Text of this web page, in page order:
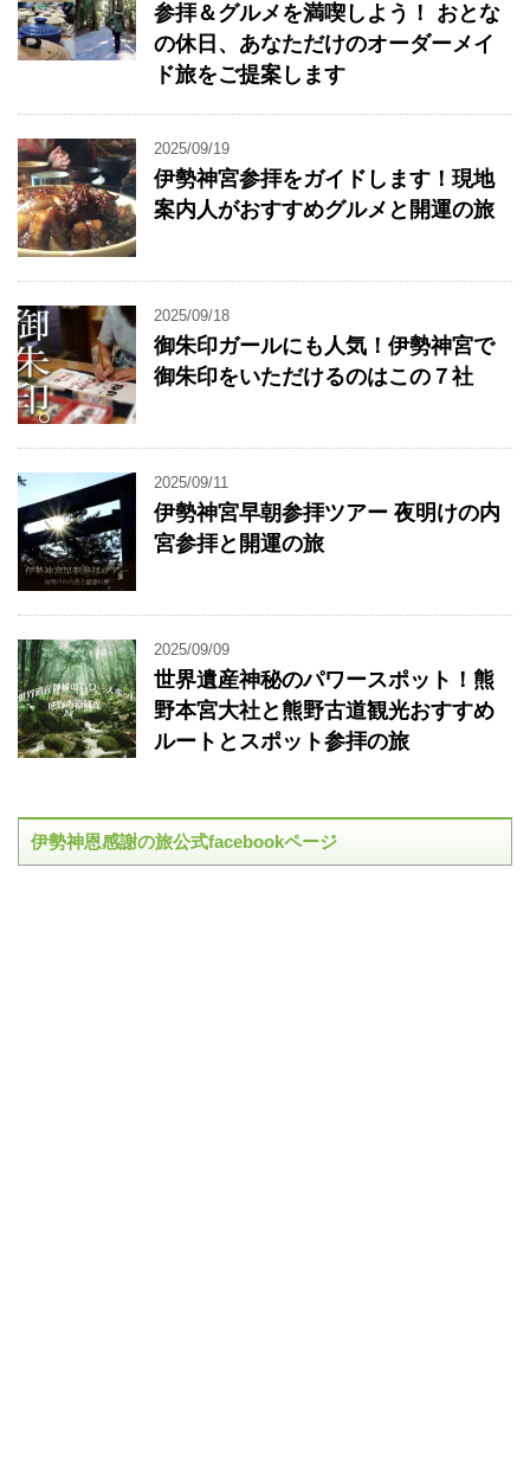
参拝＆グルメを満喫しよう！ おとな
の休日、あなただけのオーダーメイ
ド旅をご提案します
2025/09/19
伊勢神宮参拝をガイドします！現地
案内人がおすすめグルメと開運の旅
2025/09/18
御朱印ガールにも人気！伊勢神宮で
御朱印をいただけるのはこの７社
2025/09/11
伊勢神宮早朝参拝ツアー 夜明けの内
宮参拝と開運の旅
2025/09/09
世界遺産神秘のパワースポット！熊
野本宮大社と熊野古道観光おすすめ
ルートとスポット参拝の旅
伊勢神恩感謝の旅公式facebookページ